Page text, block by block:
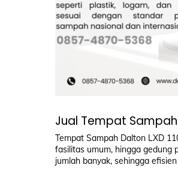
Jual Tempat
Tempat Sampah Dalton LXD
fasilitas umum, hingga gedung
jumlah banyak, sehingga